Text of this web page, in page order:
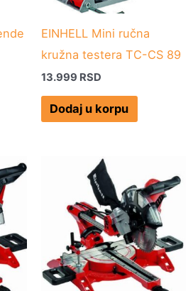
EINHELL Mini ručna
kružna testera TC-CS 89
13.999 RSD
Dodaj u korpu